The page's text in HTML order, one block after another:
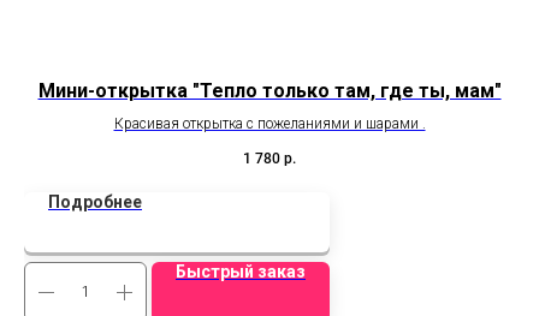
Мини-открытка "Тепло только там, где ты, мам"
Красивая открытка с пожеланиями и шарами .
1 780 р.
Подробнее
Быстрый заказ